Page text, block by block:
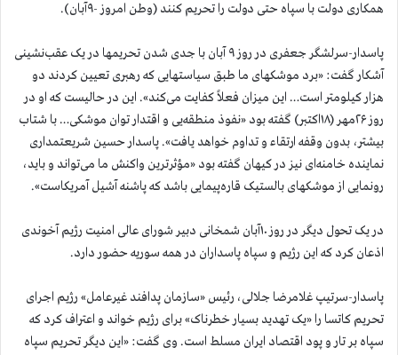
همکاری دولت با سپاه حتی دولت را تحریم کنند (وطن امروز -۹آبان).
پاسدار-سرلشگر جعفری در روز ۹ آبان با جدی شدن تحریمها در یک عقب‌نشینی
آشکار گفت: «برد موشکهای‌ ما طبق سیاستهایی که رهبری تعیین کردند دو
هزار کیلومتر است… این میزان فعلاً کفایت می‌کند». این در حالیست که او در
روز ۲۶مهر (۱۸اکتبر) گفته بود «نفوذ منطقه‌یی و اقتدار توان موشکی… با شتاب
بیشتر، بدون وقفه ارتقاء و تداوم خواهد یافت». پاسدار حسین شریعتمداری
نماینده خامنه‌ای نیز در کیهان گفته بود «مؤثرترین واکنش ما می‌تواند و باید،
رونمایی از موشکهای بالستیک قاره‌پیمایی باشد که پاشنه آشیل آمریکاست».
در یک تحول دیگر در روز ۱۰آبان شمخانی دبیر شورای عالی امنیت رژیم آخوندی
اذعان کرد که این رژیم و سپاه پاسداران در همه سوریه حضور دارد.
پاسدار-سرتیپ غلامرضا جلالی، رئیس «سازمان پدافند غیرعامل» رژیم اجرای
تحریم کاتسا را «یک تهدید بسیار خطرناک» برای رژیم خواند و اعتراف کرد که
سپاه بر تار و پود اقتصاد ایران مسلط است. وی گفت: «این دیگر تحریم سپاه